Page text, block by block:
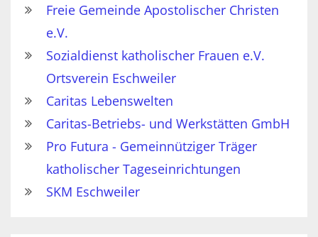
Freie Gemeinde Apostolischer Christen
e.V.
Sozialdienst katholischer Frauen e.V.
Ortsverein Eschweiler
Caritas Lebenswelten
Caritas-Betriebs- und Werkstätten GmbH
Pro Futura - Gemeinnütziger Träger
katholischer Tageseinrichtungen
SKM Eschweiler